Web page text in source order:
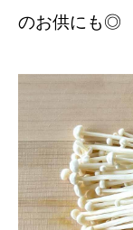
のお供にも◎